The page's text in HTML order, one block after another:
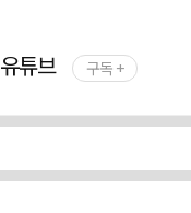
유튜브 구독 +